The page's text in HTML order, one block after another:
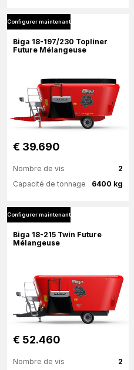
Plus d'information
Configurer maintenant
Biga 18-197/230 Topliner
Future Mélangeuse
€ 39.690
2
Nombre de vis
6400 kg
Capacité de tonnage
Plus d'information
Configurer maintenant
Biga 18-215 Twin Future
Mélangeuse
€ 52.460
2
Nombre de vis